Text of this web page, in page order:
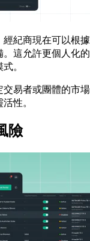
紀商現在可以根據
這允許更個人化的
。
易者或團體的市場
性。
險